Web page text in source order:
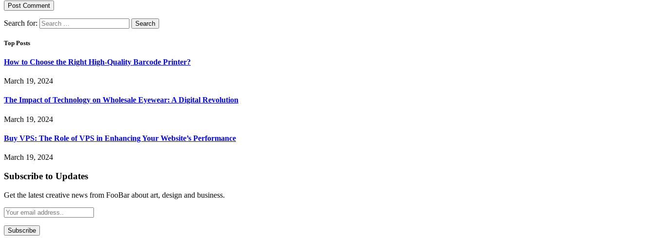
Search for:
Top Posts
How to Choose the Right High-Quality Barcode Printer?
March 19, 2024
The Impact of Technology on Wholesale Eyewear: A Digital Revolution
March 19, 2024
Buy VPS: The Role of VPS in Enhancing Your Website’s Performance
March 19, 2024
Subscribe to Updates
Get the latest creative news from FooBar about art, design and business.